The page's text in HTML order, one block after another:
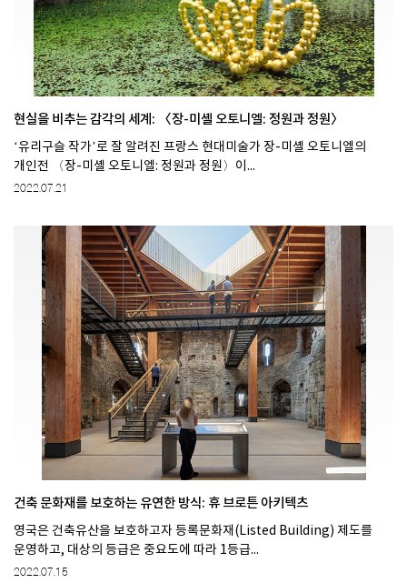
현실을 비추는 감각의 세계: 〈장-미셸 오토니엘: 정원과 정원〉
‘유리구슬 작가’로 잘 알려진 프랑스 현대미술가 장-미셸 오토니엘의
개인전 〈장-미셸 오토니엘: 정원과 정원〉이...
2022.07.21
건축 문화재를 보호하는 유연한 방식: 휴 브로튼 아키텍츠
영국은 건축유산을 보호하고자 등록문화재(Listed Building) 제도를
운영하고, 대상의 등급은 중요도에 따라 1등급...
2022.07.15